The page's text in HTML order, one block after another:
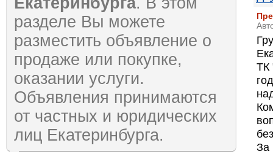
разделе Вы можете
разместить объявление о
продаже или покупке,
оказании услуги.
Объявления принимаются
от частных и юридических
лиц Екатеринбурга.
ТК
За